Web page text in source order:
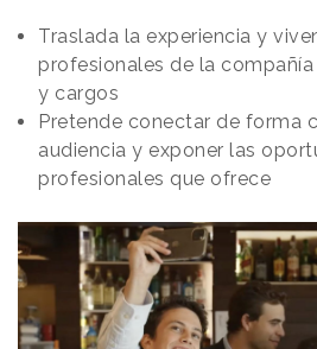
Traslada la experiencia y
profesionales de la
y cargos
Pretende conectar de forma
audiencia y exponer las
profesionales que ofrece